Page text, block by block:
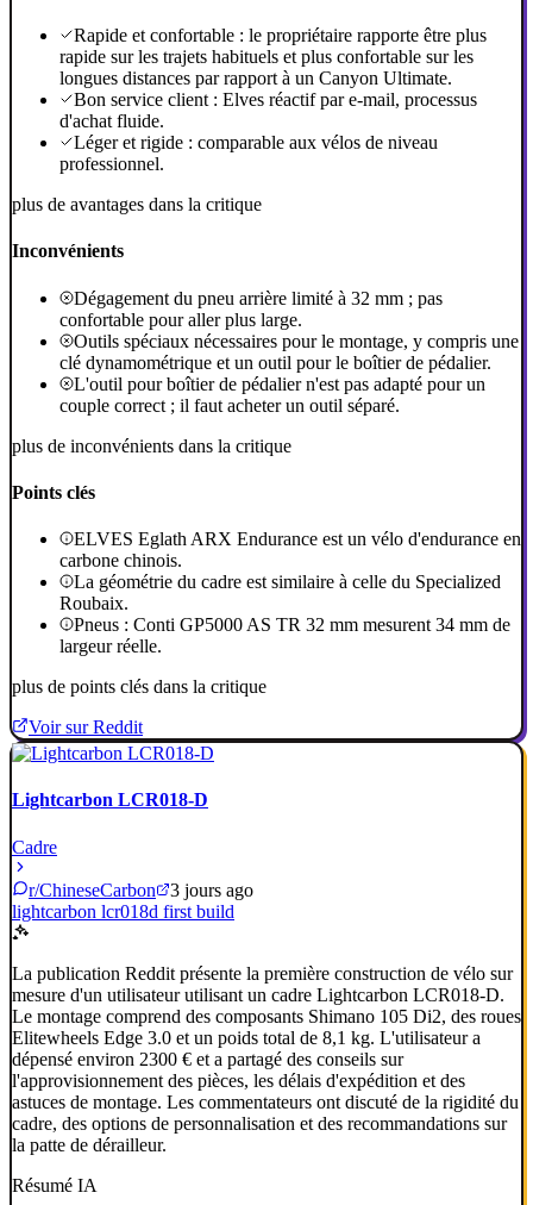
Rapide et confortable : le propriétaire rapporte être plus
rapide sur les trajets habituels et plus confortable sur les
longues distances par rapport à un Canyon Ultimate.
Bon service client : Elves réactif par e-mail, processus
d'achat fluide.
Léger et rigide : comparable aux vélos de niveau
professionnel.
plus de avantages dans la critique
Inconvénients
Dégagement du pneu arrière limité à 32 mm ; pas
confortable pour aller plus large.
Outils spéciaux nécessaires pour le montage, y compris une
clé dynamométrique et un outil pour le boîtier de pédalier.
L'outil pour boîtier de pédalier n'est pas adapté pour un
couple correct ; il faut acheter un outil séparé.
plus de inconvénients dans la critique
Points clés
ELVES Eglath ARX Endurance est un vélo d'endurance en
carbone chinois.
La géométrie du cadre est similaire à celle du Specialized
Roubaix.
Pneus : Conti GP5000 AS TR 32 mm mesurent 34 mm de
largeur réelle.
plus de points clés dans la critique
Voir sur Reddit
Lightcarbon LCR018-D
Cadre
r/ChineseCarbon
3 jours ago
lightcarbon lcr018d first build
La publication Reddit présente la première construction de vélo sur
mesure d'un utilisateur utilisant un cadre Lightcarbon LCR018-D.
Le montage comprend des composants Shimano 105 Di2, des roues
Elitewheels Edge 3.0 et un poids total de 8,1 kg. L'utilisateur a
dépensé environ 2300 € et a partagé des conseils sur
l'approvisionnement des pièces, les délais d'expédition et des
astuces de montage. Les commentateurs ont discuté de la rigidité du
cadre, des options de personnalisation et des recommandations sur
la patte de dérailleur.
Résumé IA